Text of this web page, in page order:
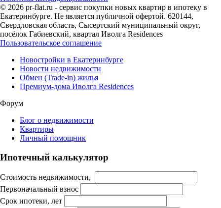
© 2026 pr-flat.ru - сервис покупки новых квартир в ипотеку в
Екатеринбурге. Не является публичной офертой. 620144,
Свердловская область, Сысертский муниципальный округ,
посёлок Габиевский, квартал Иволга Residences
Пользовательское соглашение
Новостройки в Екатеринбурге
Новости недвижимости
Обмен (Trade-in) жилья
Премиум-дома Иволга Residences
Форум
Блог о недвижимости
Квартиры
Личный помощник
Ипотечный калькулятор
Стоимость недвижимости,
Первоначальный взнос
Срок ипотеки, лет